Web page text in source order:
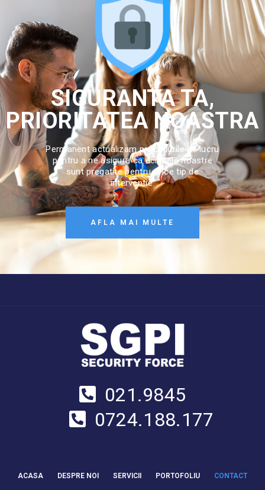
SIGURANTA TA,
PRIORITATEA NOASTRA
Permanent actualizam procedurile de lucru
pentru a ne asigura ca echipele noastre
sunt pregatite pentru orice tip de
interventie.
AFLA MAI MULTE
021.9845
0724.188.177
ACASA DESPRE NOI SERVICII PORTOFOLIU CONTACT